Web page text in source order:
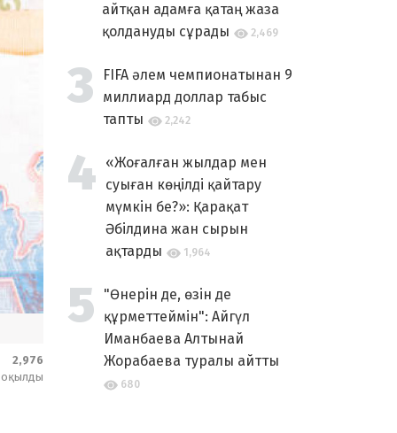
2,976
оқылды
айтқан адамға қатаң жаза
қолдануды сұрады
2,469
FIFA әлем чемпионатынан 9
миллиард доллар табыс
тапты
2,242
«Жоғалған жылдар мен
суыған көңілді қайтару
мүмкін бе?»: Қарақат
Әбілдина жан сырын
ақтарды
1,964
"Өнерін де, өзін де
құрметтеймін": Айгүл
Иманбаева Алтынай
Жорабаева туралы айтты
680